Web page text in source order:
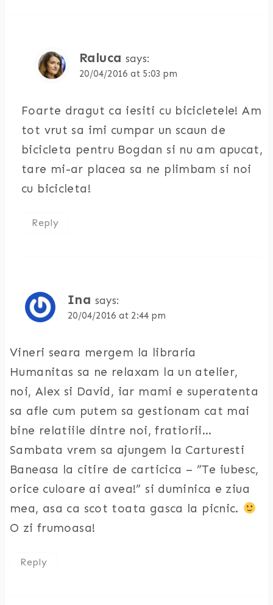
Raluca says:
20/04/2016 at 5:03 pm
Foarte dragut ca iesiti cu bicicletele! Am
tot vrut sa imi cumpar un scaun de
bicicleta pentru Bogdan si nu am apucat,
tare mi-ar placea sa ne plimbam si noi
cu bicicleta!
Reply
Ina says:
20/04/2016 at 2:44 pm
Vineri seara mergem la libraria
Humanitas sa ne relaxam la un atelier,
noi, Alex si David, iar mami e superatenta
sa afle cum putem sa gestionam cat mai
bine relatiile dintre noi, fratiorii…
Sambata vrem sa ajungem la Carturesti
Baneasa la citire de carticica – ”Te iubesc,
orice culoare ai avea!” si duminica e ziua
mea, asa ca scot toata gasca la picnic.
O zi frumoasa!
Reply